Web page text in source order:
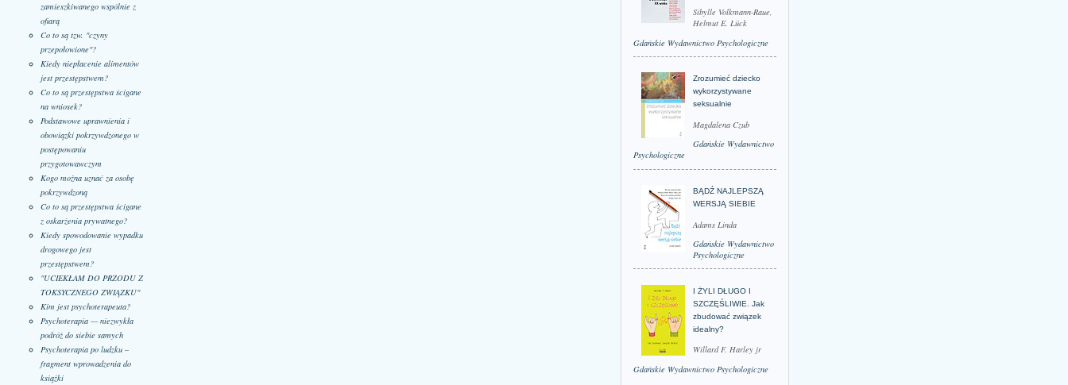
zamieszkiwanego wspólnie z
ofiarą
Co to są tzw. "czyny
przepołowione"?
Kiedy niepłacenie alimentów
jest przestępstwem?
Co to są przestępstwa ścigane
na wniosek?
Podstawowe uprawnienia i
obowiązki pokrzywdzonego w
postępowaniu
przygotowawczym
Kogo można uznać za osobę
pokrzywdzoną
Co to są przestępstwa ścigane
z oskarżenia prywatnego?
Kiedy spowodowanie wypadku
drogowego jest
przestępstwem?
"UCIEKŁAM DO PRZODU Z
TOKSYCZNEGO ZWIĄZKU"
Kim jest psychoterapeuta?
Psychoterapia — niezwykła
podróż do siebie samych
Psychoterapia po ludzku –
fragment wprowadzenia do
książki
Sibylle Volkmann-Raue,
Helmut E. Lück
Gdańskie Wydawnictwo Psychologiczne
Zrozumieć dziecko
wykorzystywane
seksualnie
Magdalena Czub
Gdańskie Wydawnictwo
Psychologiczne
BĄDŹ NAJLEPSZĄ
WERSJĄ SIEBIE
Adams Linda
Gdańskie Wydawnictwo
Psychologiczne
I ŻYLI DŁUGO I
SZCZĘŚLIWIE. Jak
zbudować związek
idealny?
Willard F. Harley jr
Gdańskie Wydawnictwo Psychologiczne